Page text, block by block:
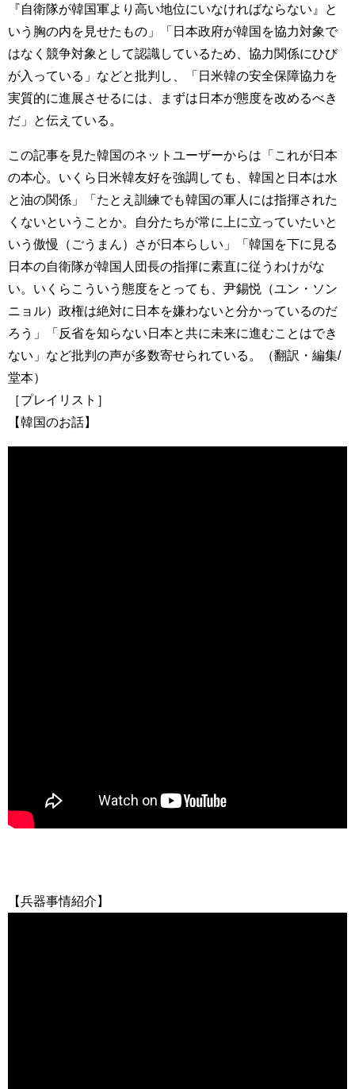
『自衛隊が韓国軍より高い地位にいなければならない』と
いう胸の内を見せたもの」「日本政府が韓国を協力対象で
はなく競争対象として認識しているため、協力関係にひび
が入っている」などと批判し、「日米韓の安全保障協力を
実質的に進展させるには、まずは日本が態度を改めるべき
だ」と伝えている。
この記事を見た韓国のネットユーザーからは「これが日本
の本心。いくら日米韓友好を強調しても、韓国と日本は水
と油の関係」「たとえ訓練でも韓国の軍人には指揮された
くないということか。自分たちが常に上に立っていたいと
いう傲慢（ごうまん）さが日本らしい」「韓国を下に見る
日本の自衛隊が韓国人団長の指揮に素直に従うわけがな
い。いくらこういう態度をとっても、尹錫悦（ユン・ソン
ニョル）政権は絶対に日本を嫌わないと分かっているのだ
ろう」「反省を知らない日本と共に未来に進むことはでき
ない」など批判の声が多数寄せられている。（翻訳・編集/
堂本）
［プレイリスト］
【韓国のお話】
【兵器事情紹介】